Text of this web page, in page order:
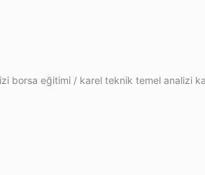
borsa eğitimi / karel teknik temel analizi